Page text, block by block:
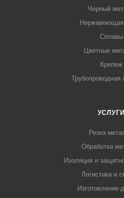
Черный
Нержавеющая
Сплавы
Цветные
Крепеж
Трубопроводная
УСЛУГИ
Резка
Обработка
Изоляция и
Логистика и
Изготовление